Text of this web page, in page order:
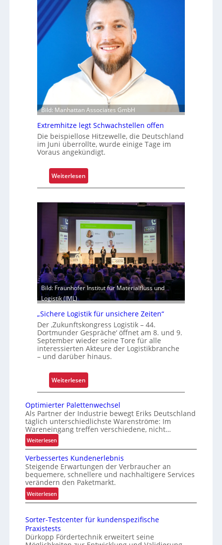
o
d
e
r
n
i
i
t
i
t
s
i
h
e
r
Z
u
v
e
r
l
ä
s
k
e
i
t
u
n
d
B
e
t
r
i
e
b
s
c
h
e
r
e
i
t
Bild: Manhattan Associates GmbH
Extremhitze legt Schwachstellen offen
Die beispiellose Hitzewelle, die Deutschland
im Juni überrollte, wurde einige Tage im
Voraus angekündigt.
Weiterlesen
E
t
r
e
m
h
t
e
l
e
t
S
c
w
c
h
s
t
l
e
n
o
e
Bild: Fraunhofer Institut für Materialfluss und
Logistik (IML)
„Sichere Logistik für unsichere Zeiten“
Der ‚Zukunftskongress Logistik – 44.
Dortmunder Gespräche‘ öffnet am 8. und 9.
September wieder seine Tore für alle
interessierten Akteure der Logistikbranche
– und darüber hinaus.
Weiterlesen
„
i
c
h
r
e
L
o
i
s
i
Optimierter Palettenwechsel
Als Partner der Industrie bewegt Eriks Deutschland
täglich unterschiedlichste Warenströme: Im
Wareneingang treffen verschiedene, nicht…
Weiterlesen:
O
p
t
i
m
i
e
t
e
r
Verbessertes Kundenerlebnis
Steigende Erwartungen der Verbraucher an
bequemere, schnellere und nachhaltigere Services
verändern den Paketmarkt.
Weiterlesen:
V
r
b
e
Sorter-Testcenter für kundenspezifische
Praxistests
Dürkopp Fördertechnik erweitert seine